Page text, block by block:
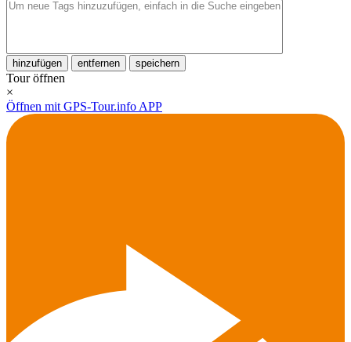
hinzufügen entfernen speichern
Tour öffnen
×
Öffnen mit GPS-Tour.info APP